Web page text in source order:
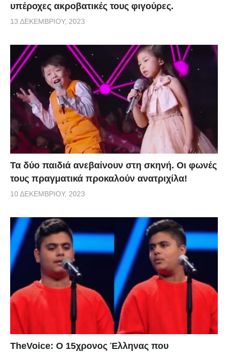
υπέροχες ακροβατικές τους φιγούρες.
13 ΔΕΚΕΜΒΡΊΟΥ, 2023
Τα δύο παιδιά ανεβαίνουν στη σκηνή. Οι φωνές
τους πραγματικά προκαλούν ανατριχίλα!
10 ΔΕΚΕΜΒΡΊΟΥ, 2023
TheVoice: Ο 15χρονος Έλληνας που